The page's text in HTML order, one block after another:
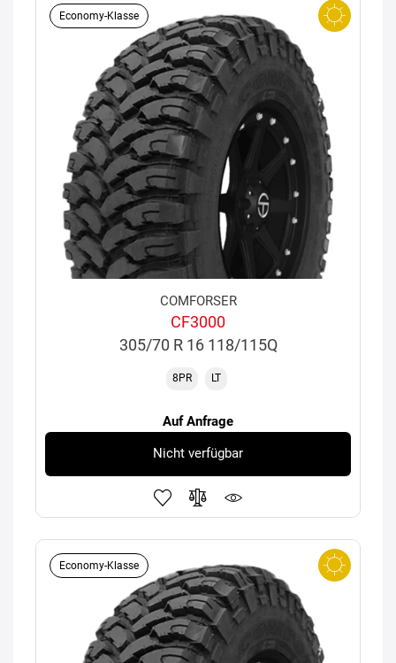
Economy-Klasse
COMFORSER
CF3000
305/70 R 16 118/115Q
8PR LT
Auf Anfrage
Nicht verfügbar
Economy-Klasse